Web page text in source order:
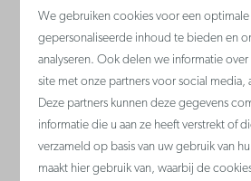
Nieuwe
We gebruiken cookies voor een
gepersonaliseerde inhoud te bieden en
analyseren. Ook delen we informatie
site met onze partners voor social media,
Deze partners kunnen deze gegevens
informatie die u aan ze heeft verstrekt of
verzameld op basis van uw gebruik van
maakt hier gebruik van, waarbij de